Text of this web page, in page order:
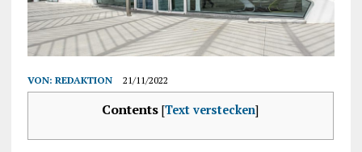
VON: REDAKTION 21/11/2022
Contents [Text verstecken]